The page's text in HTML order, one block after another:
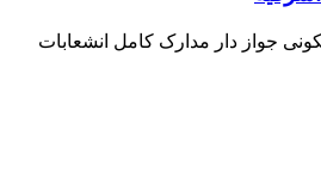
مسکونی جواز دار مدارک کامل انشعابات